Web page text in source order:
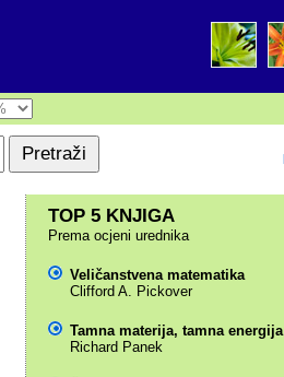
TOP 5 KNJIGA
Prema ocjeni urednika
Veličanstvena matematika
Clifford A. Pickover
Tamna materija, tamna energija
Richard Panek